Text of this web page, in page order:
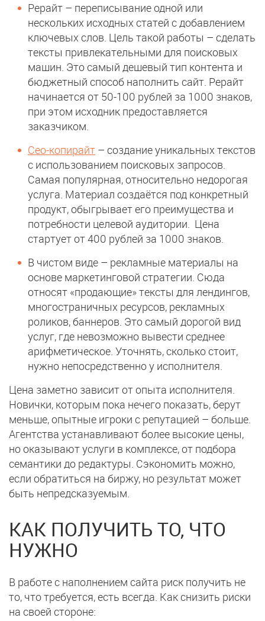
Рерайт – переписывание одной или
нескольких исходных статей с добавлением
ключевых слов. Цель такой работы – сделать
тексты привлекательными для поисковых
машин. Это самый дешевый тип контента и
бюджетный способ наполнить сайт. Рерайт
начинается от 50-100 рублей за 1000 знаков,
при этом исходник предоставляется
заказчиком.
Сео-копирайт – создание уникальных текстов
с использованием поисковых запросов.
Самая популярная, относительно недорогая
услуга. Материал создаётся под конкретный
продукт, обыгрывает его преимущества и
потребности целевой аудитории. Цена
стартует от 400 рублей за 1000 знаков.
В чистом виде – рекламные материалы на
основе маркетинговой стратегии. Сюда
относят «продающие» тексты для лендингов,
многостраничных ресурсов, рекламных
роликов, баннеров. Это самый дорогой вид
услуг, где невозможно вывести среднее
арифметическое. Уточнять, сколько стоит,
нужно непосредственно у исполнителя.
Цена заметно зависит от опыта исполнителя.
Новички, которым пока нечего показать, берут
меньше, опытные игроки с репутацией – больше.
Агентства устанавливают более высокие цены,
но оказывают услуги в комплексе, от подбора
семантики до редактуры. Сэкономить можно,
если обратиться на биржу, но результат может
быть непредсказуемым.
КАК ПОЛУЧИТЬ ТО, ЧТО
НУЖНО
В работе с наполнением сайта риск получить не
то, что требуется, есть всегда. Как снизить риски
на своей стороне: